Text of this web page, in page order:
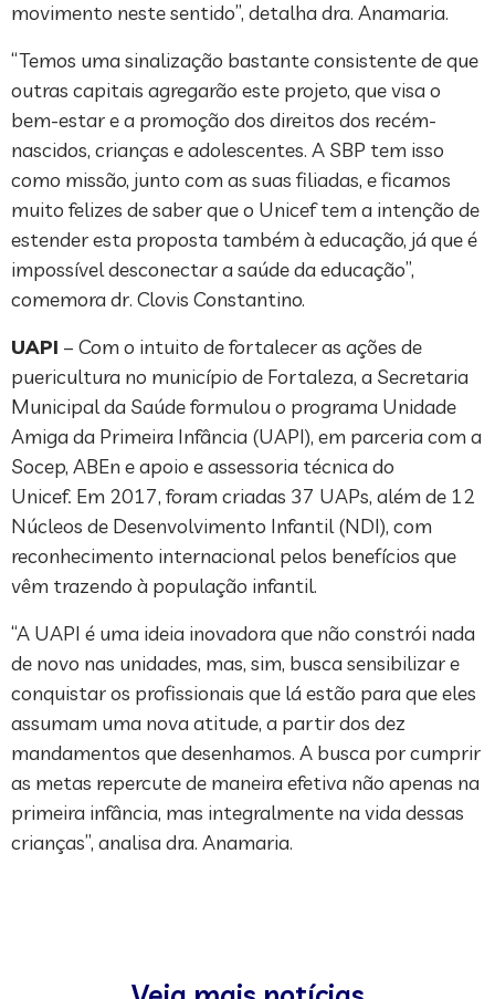
movimento neste sentido”, detalha dra. Anamaria.
“Temos uma sinalização bastante consistente de que
outras capitais agregarão este projeto, que visa o
bem-estar e a promoção dos direitos dos recém-
nascidos, crianças e adolescentes. A SBP tem isso
como missão, junto com as suas filiadas, e ficamos
muito felizes de saber que o Unicef tem a intenção de
estender esta proposta também à educação, já que é
impossível desconectar a saúde da educação”,
comemora dr. Clovis Constantino.
UAPI – Com o intuito de fortalecer as ações de
puericultura no município de Fortaleza, a Secretaria
Municipal da Saúde formulou o programa Unidade
Amiga da Primeira Infância (UAPI), em parceria com a
Socep, ABEn e apoio e assessoria técnica do
Unicef. Em 2017, foram criadas 37 UAPs, além de 12
Núcleos de Desenvolvimento Infantil (NDI), com
reconhecimento internacional pelos benefícios que
vêm trazendo à população infantil.
“A UAPI é uma ideia inovadora que não constrói nada
de novo nas unidades, mas, sim, busca sensibilizar e
conquistar os profissionais que lá estão para que eles
assumam uma nova atitude, a partir dos dez
mandamentos que desenhamos. A busca por cumprir
as metas repercute de maneira efetiva não apenas na
primeira infância, mas integralmente na vida dessas
crianças”, analisa dra. Anamaria.